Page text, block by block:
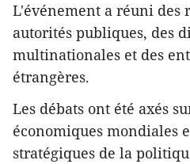
L'événement a réuni des
autorités publiques, des
multinationales et des
étrangères.
Les débats ont été axés
économiques mondiales
stratégiques de la